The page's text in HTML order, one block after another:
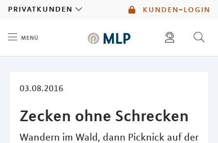
kunden-login
privatkunden
menü
03.08.2016
Zecken ohne Schrecken
Wandern im Wald, dann Picknick auf der